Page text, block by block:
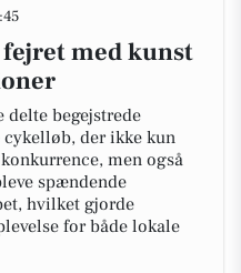
med kunst
delte begejstrede
der ikke kun
men også
spændende
hvilket gjorde
for både lokale